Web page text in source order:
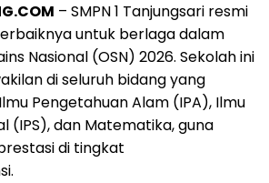
– SMPN 1 Tanjungsari resmi
untuk berlaga dalam
Nasional (OSN) 2026. Sekolah ini
di seluruh bidang yang
Pengetahuan Alam (IPA), Ilmu
(IPS), dan Matematika, guna
di tingkat